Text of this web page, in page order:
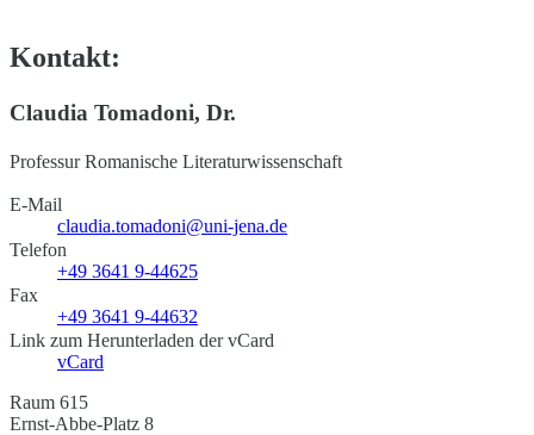
Kontakt:
Claudia Tomadoni, Dr.
Professur Romanische Literaturwissenschaft
E-Mail
claudia.tomadoni@uni-jena.de
Telefon
+49 3641 9-44625
Fax
+49 3641 9-44632
Link zum Herunterladen der vCard
vCard
Raum 615
Ernst-Abbe-Platz 8